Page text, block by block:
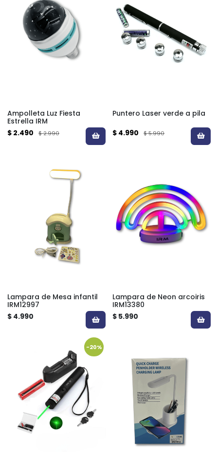
Ampolleta Luz Fiesta
Estrella IRM
$ 2.490
$ 2.990
Puntero Laser verde a pila
$ 4.990
$ 5.990
Lampara de Mesa infantil
IRM12997
$ 4.990
Lampara de Neon arcoiris
IRM13380
$ 5.990
-20%